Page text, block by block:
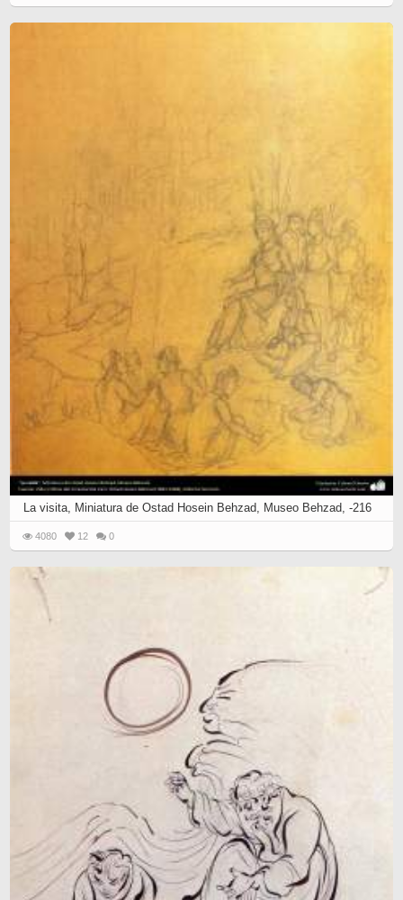
La visita, Miniatura de Ostad Hosein Behzad, Museo Behzad, -216
4080 12 0